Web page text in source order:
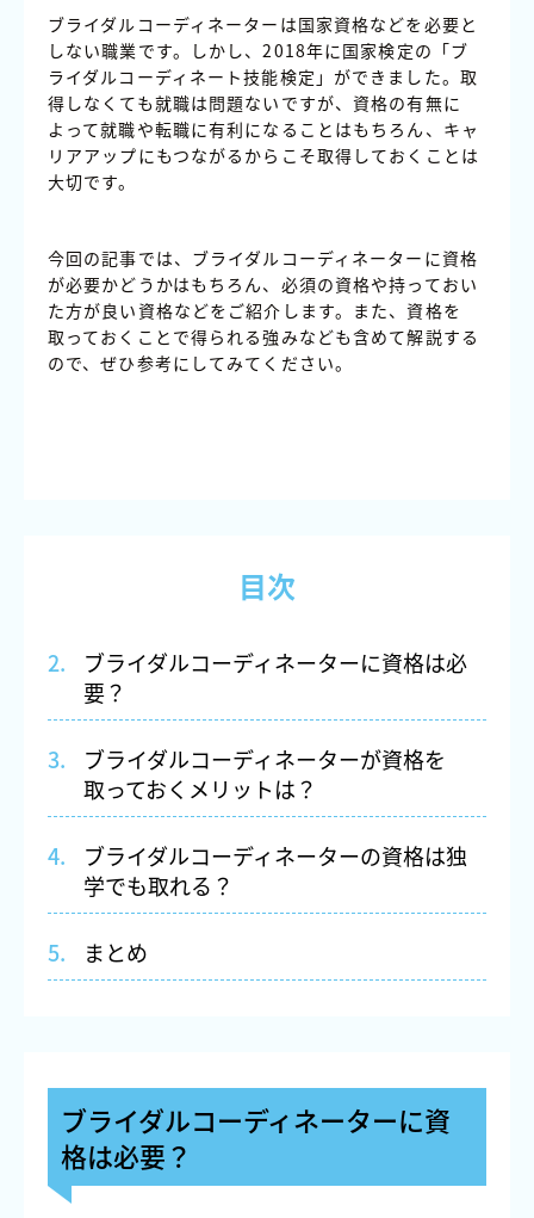
ブライダルコーディネーターは国家資格などを必要と
しない職業です。しかし、2018年に国家検定の「ブ
ライダルコーディネート技能検定」ができました。取
得しなくても就職は問題ないですが、資格の有無に
よって就職や転職に有利になることはもちろん、キャ
リアアップにもつながるからこそ取得しておくことは
大切です。
今回の記事では、ブライダルコーディネーターに資格
が必要かどうかはもちろん、必須の資格や持っておい
た方が良い資格などをご紹介します。また、資格を
取っておくことで得られる強みなども含めて解説する
ので、ぜひ参考にしてみてください。
目次
ブライダルコーディネーターに資格は必
要？
ブライダルコーディネーターが資格を
取っておくメリットは？
ブライダルコーディネーターの資格は独
学でも取れる？
まとめ
ブライダルコーディネーターに資
格は必要？